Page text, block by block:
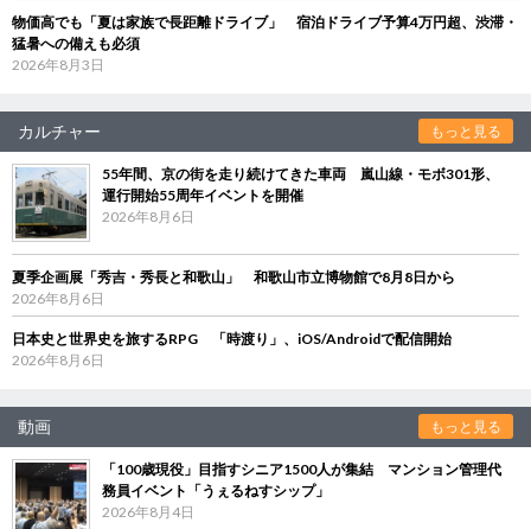
物価高でも「夏は家族で長距離ドライブ」 宿泊ドライブ予算4万円超、渋滞・
猛暑への備えも必須
2026年8月3日
カルチャー もっと見る
55年間、京の街を走り続けてきた車両 嵐山線・モボ301形、
運行開始55周年イベントを開催
2026年8月6日
夏季企画展「秀吉・秀長と和歌山」 和歌山市立博物館で8月8日から
2026年8月6日
日本史と世界史を旅するRPG 「時渡り」、iOS/Androidで配信開始
2026年8月6日
動画 もっと見る
「100歳現役」目指すシニア1500人が集結 マンション管理代
務員イベント「うぇるねすシップ」
2026年8月4日